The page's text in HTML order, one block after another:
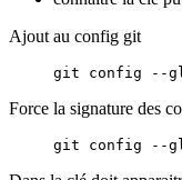
Ajout au config git
git config --
Force la signature des
git config --